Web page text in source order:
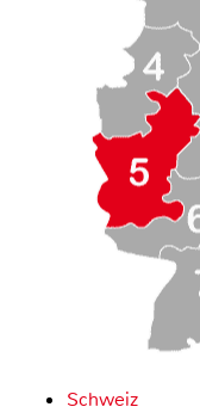
Schweiz